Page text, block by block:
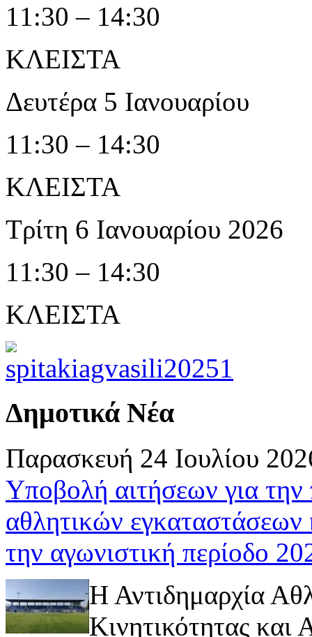
11:30 – 14:30
ΚΛΕΙΣΤΑ
Δευτέρα 5 Ιανουαρίου
11:30 – 14:30
ΚΛΕΙΣΤΑ
Τρίτη 6 Ιανουαρίου 2026
11:30 – 14:30
ΚΛΕΙΣΤΑ
Δημοτικά Νέα
Παρασκευή 24 Ιουλίου
Υποβολή αιτήσεων για
αθλητικών
την αγωνιστική περίοδο
Η Αντιδημαρχία
Κινητικότητας